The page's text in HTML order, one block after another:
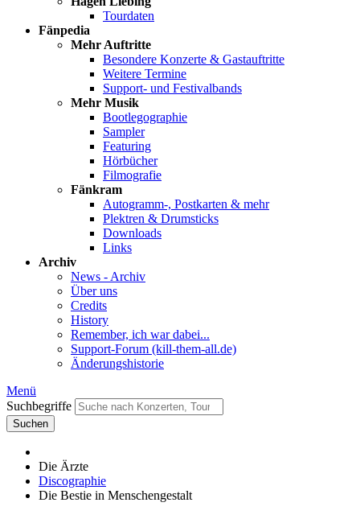
Tourdaten
Fänpedia
Mehr Auftritte
Besondere Konzerte & Gastauftritte
Weitere Termine
Support- und Festivalbands
Mehr Musik
Bootlegographie
Sampler
Featuring
Hörbücher
Filmografie
Fänkram
Autogramm-, Postkarten & mehr
Plektren & Drumsticks
Downloads
Links
Archiv
News - Archiv
Über uns
Credits
History
Remember, ich war dabei...
Support-Forum (kill-them-all.de)
Änderungshistorie
Menü
Suchbegriffe
Suchen
Die Ärzte
Discographie
Die Bestie in Menschengestalt